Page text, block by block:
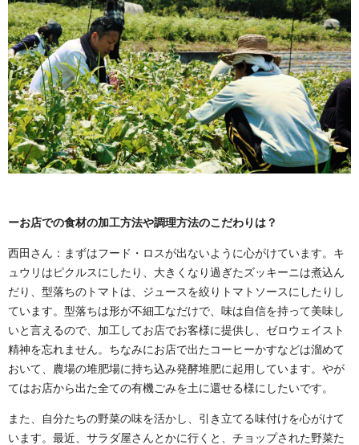
ーお店での食材の加工方法や調理方法のこだわりは？
西田さん：まずはフード・ロスが出ないように心がけています。キ
ュウリはピクルスにしたり、大きくなり過ぎたズッキーニは煮込ん
だり、型落ちのトマトは、ジュースを絞りトマトソースにしたりし
ています。型落ちは形が不細工なだけで、味は自信を持って美味し
いと言えるので、加工してお店でお客様に提供し、ゼロウェイスト
精神を忘れません。ちなみにお店で出たコーヒーかすなどは溜めて
おいて、農場の堆肥場に持ち込み発酵堆肥に起用しています。やが
てはお店から出た全ての有機ごみを土に還せる様にしたいです。
また、自分たちの野菜の味を活かし、引き立てる味付けを心がけて
います。最近、サラダ屋さんとかに行くと、チョップされた野菜た